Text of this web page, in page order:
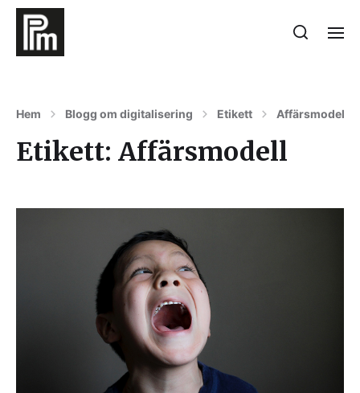
Hem Blogg om digitalisering Etikett Affärsmodell
Etikett: Affärsmodell